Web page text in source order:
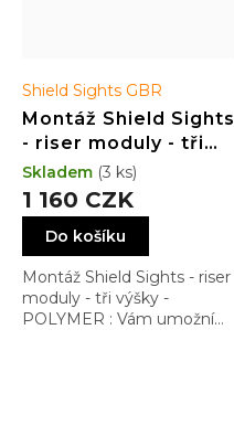
Shield Sights GBR
Montáž Shield Sights
- riser moduly - tři
výšky - POLYMER
1 160 CZK
Do košíku
Montáž Shield Sights - riser
moduly - tři výšky -
POLYMER : Vám umožní
Skladem (3 ks)